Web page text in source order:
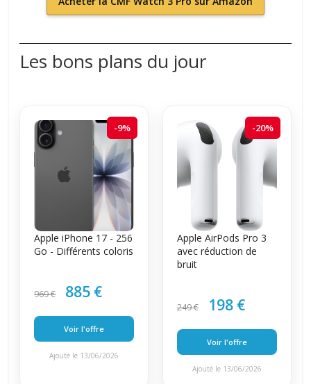
Les bons plans du jour
-9%
Apple iPhone 17 - 256
Go - Différents coloris
969 € 885 €
Voir l'offre
Ajouté le 13/06/2026
-20%
Apple AirPods Pro 3
avec réduction de
bruit
249 € 198 €
Voir l'offre
Ajouté le 13/06/2026